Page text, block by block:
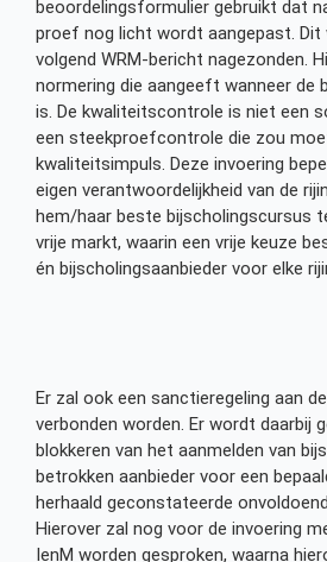
beoordelingsformulier gebruikt dat
proef nog licht wordt aangepast.
volgend WRM-bericht nagezonden.
normering die aangeeft wanneer de
is. De kwaliteitscontrole is niet een
een steekproefcontrole die zou
kwaliteitsimpuls. Deze invoering
eigen verantwoordelijkheid van de
hem/haar beste bijscholingscursus
vrije markt, waarin een vrije keuze
én bijscholingsaanbieder voor elke
Er zal ook een sanctieregeling aan
verbonden worden. Er wordt daarbij
blokkeren van het aanmelden van
betrokken aanbieder voor een
herhaald geconstateerde
Hierover zal nog voor de invoering
IenM worden gesproken, waarna